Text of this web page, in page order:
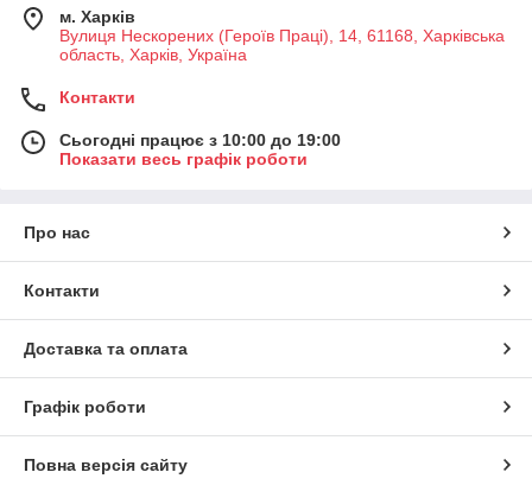
м. Харків
Вулиця Нескорених (Героїв Праці), 14, 61168, Харківська
область, Харків, Україна
Контакти
Сьогодні працює з 10:00 до 19:00
Показати весь графік роботи
Про нас
Контакти
Доставка та оплата
Графік роботи
Повна версія сайту